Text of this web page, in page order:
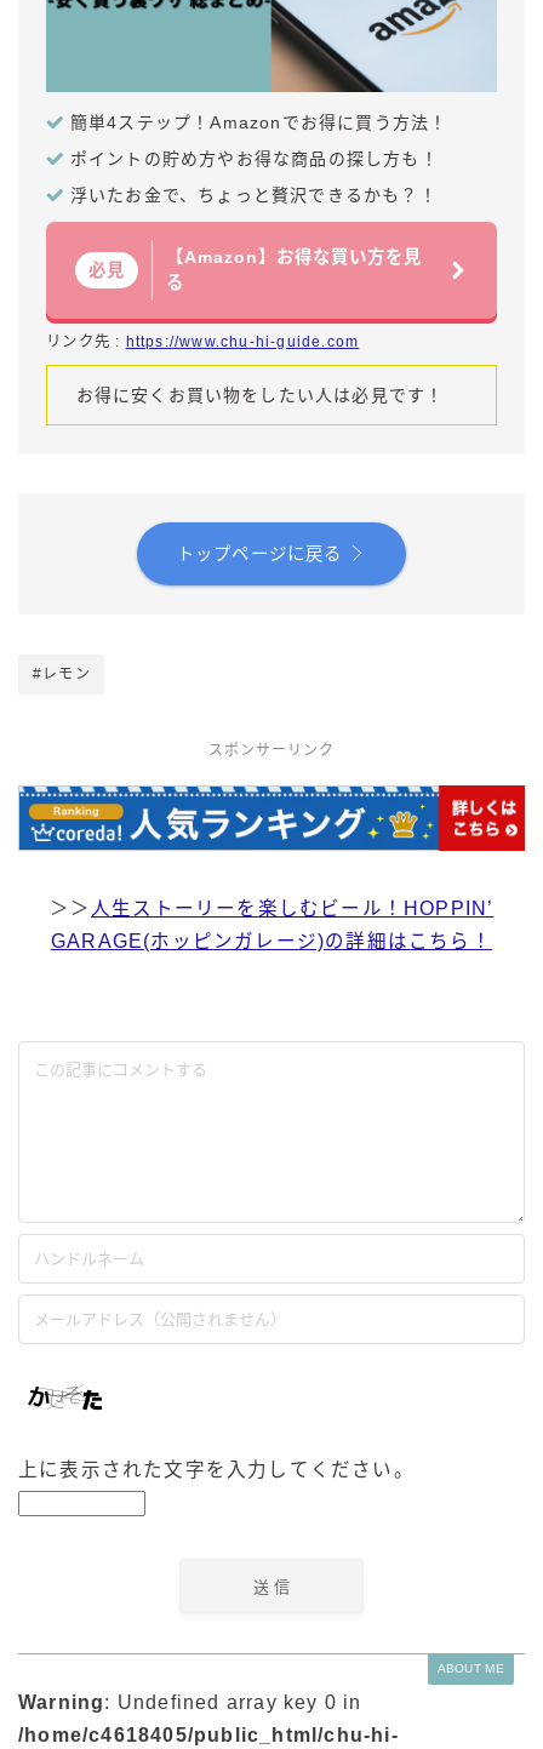
簡単4ステップ！Amazonでお得に買う方法！
ポイントの貯め方やお得な商品の探し方も！
浮いたお金で、ちょっと贅沢できるかも？！
必見
【Amazon】お得な買い方を見
る
リンク先 : https://www.chu-hi-guide.com
お得に安くお買い物をしたい人は必見です！
トップページに戻る
#レモン
スポンサーリンク
＞＞ 人生ストーリーを楽しむビール！HOPPIN’
GARAGE(ホッピンガレージ)の詳細はこちら！
上に表示された文字を入力してください。
ABOUT ME
Warning: Undefined array key 0 in
/home/c4618405/public_html/chu-hi-
缶チューハイの売れ筋ランキングはこちら